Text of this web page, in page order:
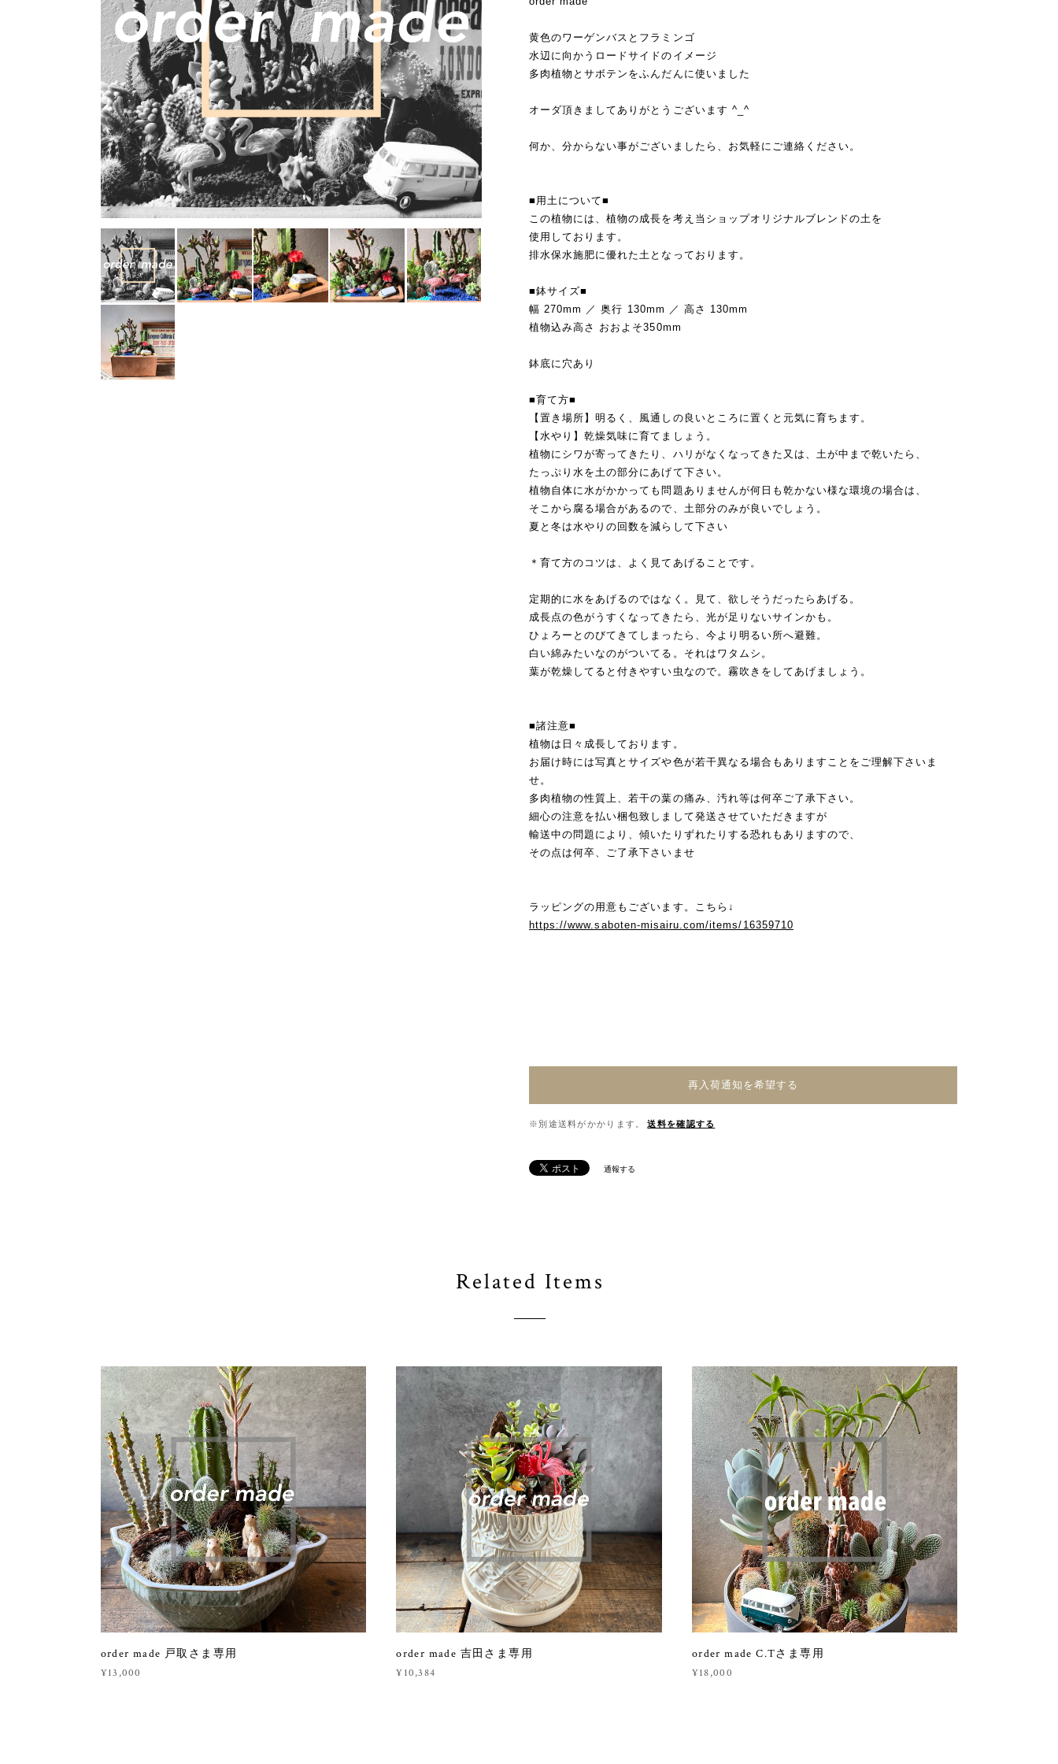
黄色のワーゲンバスとフラミンゴ
水辺に向かうロードサイドのイメージ
多肉植物とサボテンをふんだんに使いました
オーダ頂きましてありがとうございます ^_^
何か、分からない事がございましたら、お気軽にご連絡ください。
■用土について■
この植物には、植物の成長を考え当ショップオリジナルブレンドの土を
使用しております。
排水保水施肥に優れた土となっております。
■鉢サイズ■
幅 270mm ／ 奥行 130mm ／ 高さ 130mm
植物込み高さ おおよそ350mm
鉢底に穴あり
■育て方■
【置き場所】明るく、風通しの良いところに置くと元気に育ちます。
【水やり】乾燥気味に育てましょう。
植物にシワが寄ってきたり、ハリがなくなってきた又は、土が中まで乾いたら、
たっぷり水を土の部分にあげて下さい。
植物自体に水がかかっても問題ありませんが何日も乾かない様な環境の場合は、
そこから腐る場合があるので、土部分のみが良いでしょう。
夏と冬は水やりの回数を減らして下さい
＊育て方のコツは、よく見てあげることです。
定期的に水をあげるのではなく。見て、欲しそうだったらあげる。
成長点の色がうすくなってきたら、光が足りないサインかも。
ひょろーとのびてきてしまったら、今より明るい所へ避難。
白い綿みたいなのがついてる。それはワタムシ。
葉が乾燥してると付きやすい虫なので。霧吹きをしてあげましょう。
■諸注意■
植物は日々成長しております。
お届け時には写真とサイズや色が若干異なる場合もありますことをご理解下さいま
せ。
多肉植物の性質上、若干の葉の痛み、汚れ等は何卒ご了承下さい。
細心の注意を払い梱包致しまして発送させていただきますが
輸送中の問題により、傾いたりずれたりする恐れもありますので、
その点は何卒、ご了承下さいませ
ラッピングの用意もございます。こちら↓
https://www.saboten-misairu.com/items/16359710
再入荷通知を希望する
※別途送料がかかります。 送料を確認する
通報する
Related Items
order made 戸取さま専用
¥13,000
order made 吉田さま専用
¥10,384
order made C.Tさま専用
¥18,000